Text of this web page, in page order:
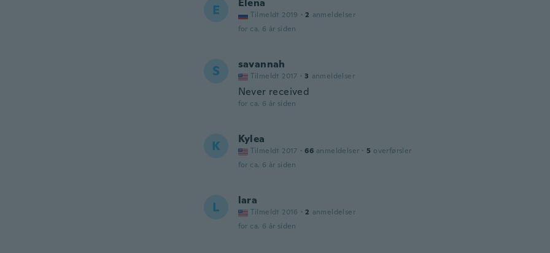
E Elena
Tilmeldt 2019 · 2 anmeldelser
for ca. 6 år siden
S savannah
Tilmeldt 2017 · 3 anmeldelser
Never received
for ca. 6 år siden
K Kylea
Tilmeldt 2017 · 66 anmeldelser · 5 overførsler
for ca. 6 år siden
L lara
Tilmeldt 2016 · 2 anmeldelser
for ca. 6 år siden